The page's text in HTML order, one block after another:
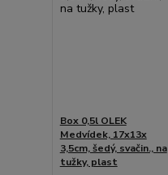
Box 0,5l OLEK
Medvídek, 17x13x
3,5cm, šedý, svačin., na
tužky, plast